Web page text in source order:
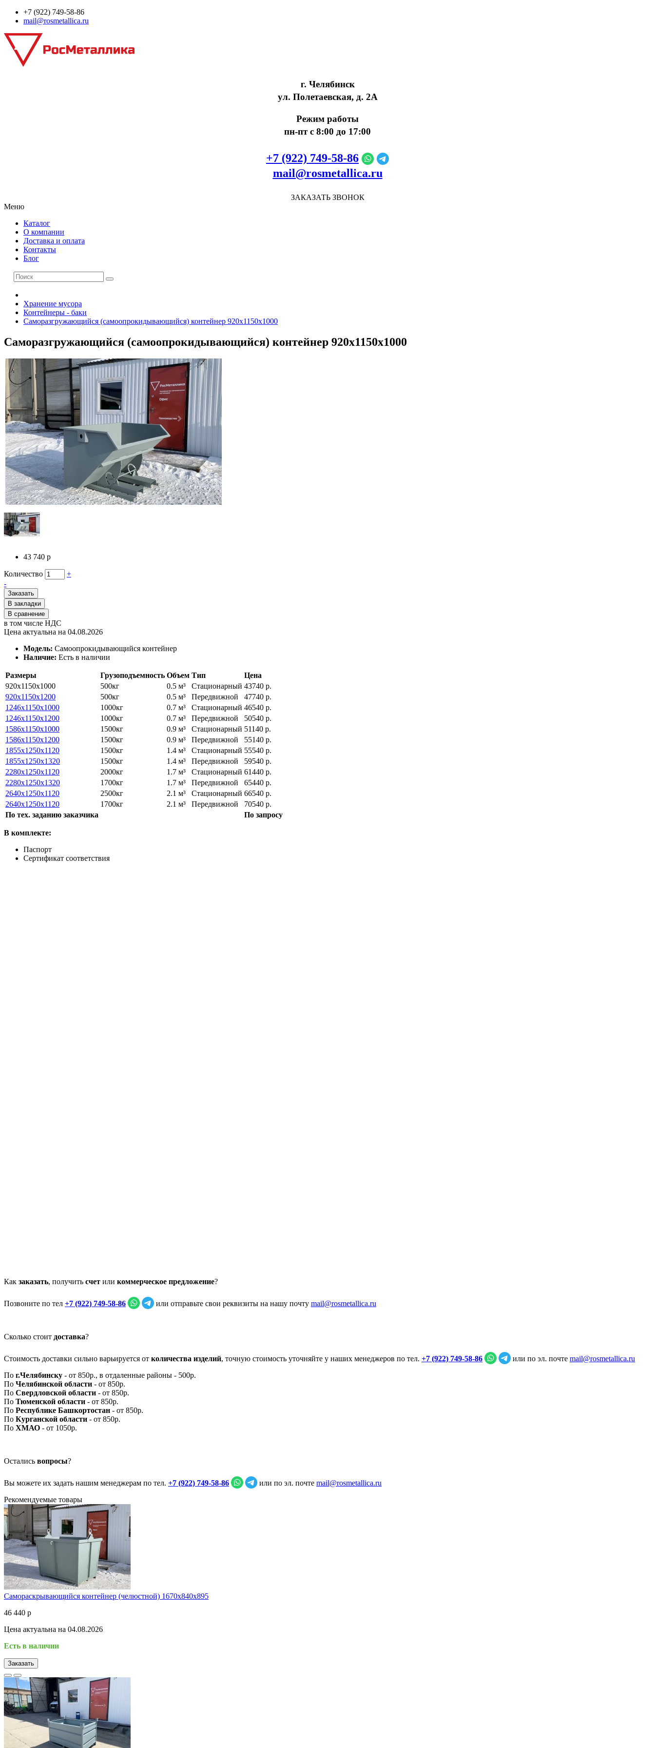
+7 (922) 749‑58‑86
mail@rosmetallica.ru
г. Челябинск
ул. Полетаевская, д. 2А
Режим работы
пн-пт с 8:00 до 17:00
+7 (922) 749‑58‑86
mail@rosmetallica.ru
ЗАКАЗАТЬ ЗВОНОК
Меню
Каталог
О компании
Доставка и оплата
Контакты
Блог
Хранение мусора
Контейнеры - баки
Саморазгружающийся (самоопрокидывающийся) контейнер 920х1150х1000
Саморазгружающийся (самоопрокидывающийся) контейнер 920х1150х1000
43 740 р
Количество
+
-
Заказать
В закладки
В сравнение
в том числе НДС
Цена актуальна на 04.08.2026
Модель: Cамоопрокидывающийся контейнер
Наличие: Есть в наличии
Размеры Грузоподъемность Объем Тип
Цена
920х1150х1000
500кг 0.5 м³ Стационарный 43740 р.
920х1150х1200
500кг 0.5 м³ Передвижной
47740 р.
1246х1150х1000
1000кг 0.7 м³ Стационарный 46540 р.
1246х1150х1200
1000кг 0.7 м³ Передвижной
50540 р.
1586х1150х1000
1500кг 0.9 м³ Стационарный 51140 р.
1586х1150х1200
1500кг 0.9 м³ Передвижной
55140 р.
1855х1250х1120
1500кг 1.4 м³ Стационарный 55540 р.
1855х1250х1320
1500кг 1.4 м³ Передвижной
59540 р.
2280x1250x1120
2000кг 1.7 м³ Стационарный 61440 р.
2280x1250x1320
1700кг 1.7 м³ Передвижной
65440 р.
2640x1250x1120
2500кг 2.1 м³ Стационарный 66540 р.
2640x1250x1120
1700кг 2.1 м³ Передвижной
70540 р.
По тех. заданию заказчика
По запросу
В комплекте:
Паспорт
Сертификат соответствия
Как заказать, получить счет или коммерческое предложение?
Позвоните по тел +7 (922) 749‑58‑86 или отправьте свои реквизиты на нашу почту mail@rosmetallica.ru
Сколько стоит доставка?
Стоимость доставки сильно варьируется от количества изделий, точную стоимость уточняйте у наших менеджеров по тел. +7 (922) 749‑58‑86 или по эл. почте mail@rosmetallica.ru
По г.Челябинску - от 850р., в отдаленные районы - 500р.
По Челябинской области - от 850р.
По Свердловской области - от 850р.
По Тюменской области - от 850р.
По Республике Башкортостан - от 850р.
По Курганской области - от 850р.
По ХМАО - от 1050р.
Остались вопросы?
Вы можете их задать нашим менеджерам по тел. +7 (922) 749‑58‑86 или по эл. почте mail@rosmetallica.ru
Рекомендуемые товары
Самораскрывающийся контейнер (челюстной) 1670х840х895
46 440 р
Цена актуальна на 04.08.2026
Есть в наличии
Заказать